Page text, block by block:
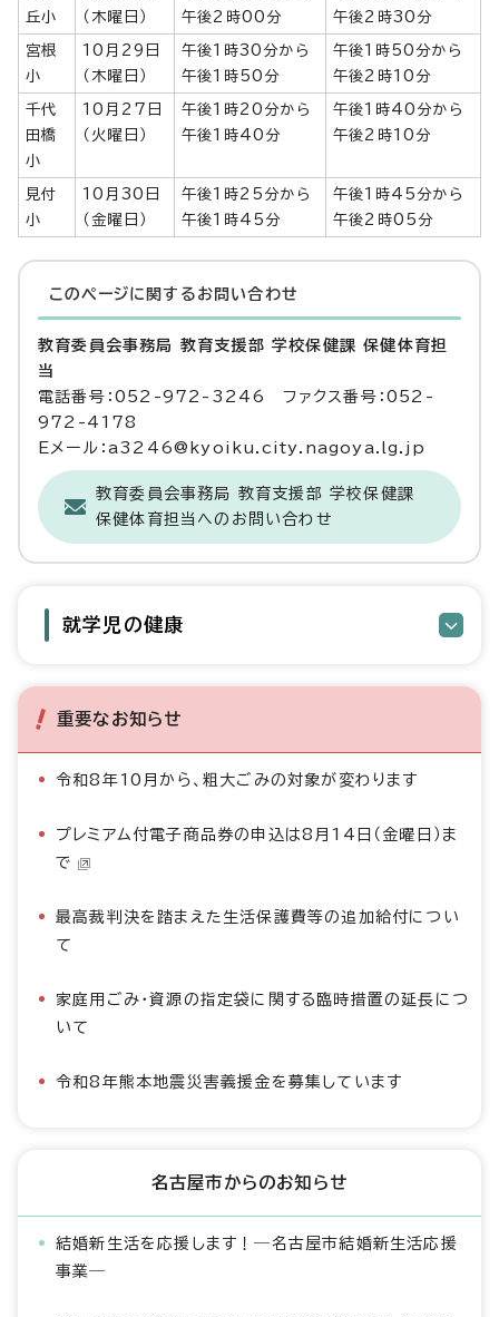
丘小
（木曜日）
午後2時00分
午後2時30分
宮根
小
10月29日
（木曜日）
午後1時30分から
午後1時50分
午後1時50分から
午後2時10分
千代
田橋
小
10月27日
（火曜日）
午後1時20分から
午後1時40分
午後1時40分から
午後2時10分
見付
小
10月30日
（金曜日）
午後1時25分から
午後1時45分
午後1時45分から
午後2時05分
このページに関する お問い合わせ
教育委員会事務局 教育支援部 学校保健課 保健体育担
当
電話番号：052-972-3246 ファクス番号：052-
972-4178
Eメール：a3246@kyoiku.city.nagoya.lg.jp
教育委員会事務局 教育支援部 学校保健課
保健体育担当へのお問い合わせ
就学児の健康
重要なお知らせ
令和8年10月から、粗大ごみの対象が変わります
プレミアム付電子商品券の申込は8月14日（金曜日）ま
で
最高裁判決を踏まえた生活保護費等の追加給付につい
て
家庭用ごみ・資源の指定袋に関する臨時措置の延長につ
いて
令和8年熊本地震災害義援金を募集しています
名古屋市からのお知らせ
結婚新生活を応援します！―名古屋市結婚新生活応援
事業―